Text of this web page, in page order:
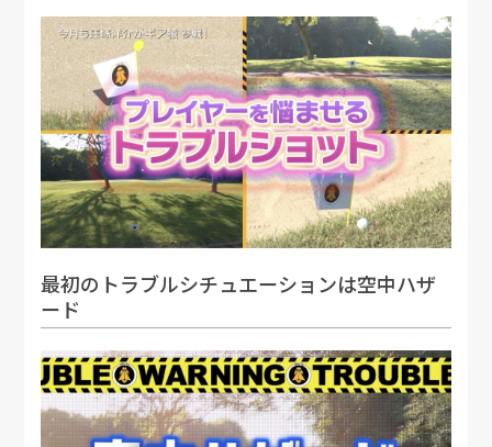
最初のトラブルシチュエーションは空中ハザ
ード